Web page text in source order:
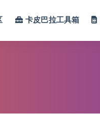
卡皮巴拉工具箱